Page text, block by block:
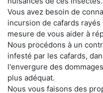
Vous avez besoin de
incursion de cafards
mesure de vous aider à
Nous procédons à un
infesté par les cafards,
l'envergure des
plus adéquat.
Nous vous faisons des